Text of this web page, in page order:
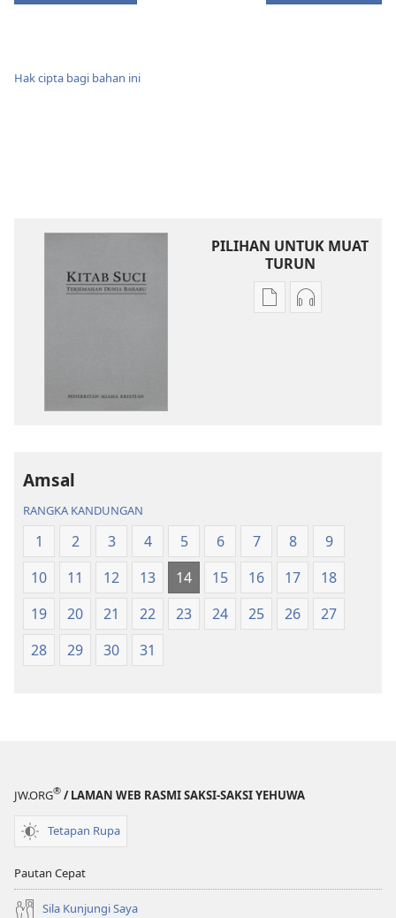
Hak cipta bagi bahan ini
PILIHAN UNTUK MUAT
TURUN
PilihanPilihan
Amsal
RANGKA KANDUNGAN
1 2 3 4 5 6 7 8
9
10
11 12 13 14 15 16 17
18
19
20 21 22 23 24 25 26
27
28
29 30 31
JW.ORG® / LAMAN WEB RASMI SAKSI-SAKSI YEHUWA
Tetapan Rupa
Pautan Cepat
Sila Kunjungi Saya